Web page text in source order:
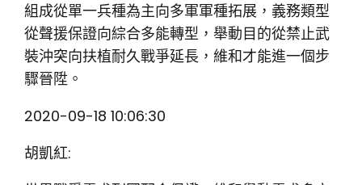
組成從單一兵種為主向多軍軍種拓展，義務類型
從聲援保證向綜合多能轉型，舉動目的從禁止武
裝沖突向扶植耐久戰爭延長，維和才能進一個步
驟晉陞。
2020-09-18 10:06:30
胡凱紅: